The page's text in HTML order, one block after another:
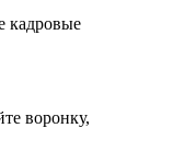
кадровые
воронку,